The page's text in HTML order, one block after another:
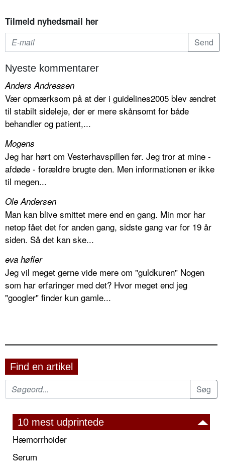
Tilmeld nyhedsmail her
Nyeste kommentarer
Anders Andreasen
Vær opmærksom på at der i guidelines2005 blev ændret
til stabilt sideleje, der er mere skånsomt for både
behandler og patient,...
Mogens
Jeg har hørt om Vesterhavspillen før. Jeg tror at mine -
afdøde - forældre brugte den. Men informationen er ikke
til megen...
Ole Andersen
Man kan blive smittet mere end en gang. Min mor har
netop fået det for anden gang, sidste gang var for 19 år
siden. Så det kan ske...
eva høfler
Jeg vil meget gerne vide mere om "guldkuren" Nogen
som har erfaringer med det? Hvor meget end jeg
"googler" finder kun gamle...
Find en artikel
10 mest udprintede
Hæmorrhoider
Serum